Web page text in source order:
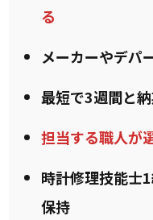
る
メーカーやデパ
最短で3週間と
担当する職人が
時計修理技能士
保持